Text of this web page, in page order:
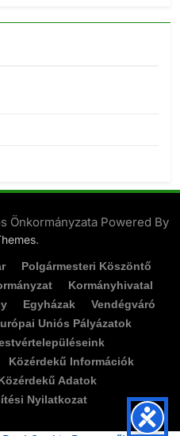
Önkormányzata Powered By
.
Polgármesteri Köszöntő
Kormányhivatal
Egyházak
Vendégváró
Uniós Pályázatok
Közérdekű Információk
Adatok
Nyilatkozat